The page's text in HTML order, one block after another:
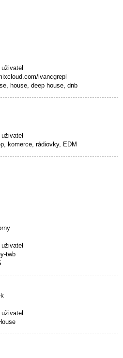
ivancgrepl
house, deep house, dnb
komerce, rádiovky, EDM
twb